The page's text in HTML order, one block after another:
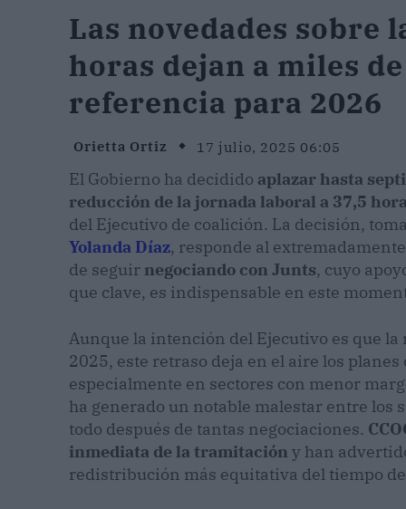
Las novedades sobre
horas dejan a miles
referencia para 2026
Orietta Ortiz 17 julio, 2025 06:05
El Gobierno ha decidido aplazar hasta
reducción de la jornada laboral a 37,5
del Ejecutivo de coalición. La decisión,
Yolanda Díaz, responde al
de seguir negociando con Junts, cuyo
que clave, es indispensable en este
Aunque la intención del Ejecutivo es que
2025, este retraso deja en el aire los
especialmente en sectores con menor
ha generado un notable malestar entre los
todo después de tantas negociaciones.
inmediata de la tramitación y han
redistribución más equitativa del tiempo